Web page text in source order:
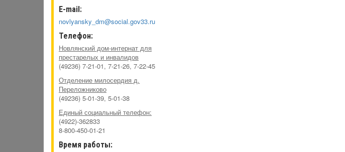
E-mail:
novlyansky_dm@social.gov33.ru
Телефон:
Новлянский дом-интернат для
престарелых и инвалидов
(49236) 7-21-01, 7-21-26, 7-22-45
Отделение милосердия д.
Переложниково
(49236) 5-01-39, 5-01-38
Единый социальный телефон:
(4922)-362833
8-800-450-01-21
Время работы: